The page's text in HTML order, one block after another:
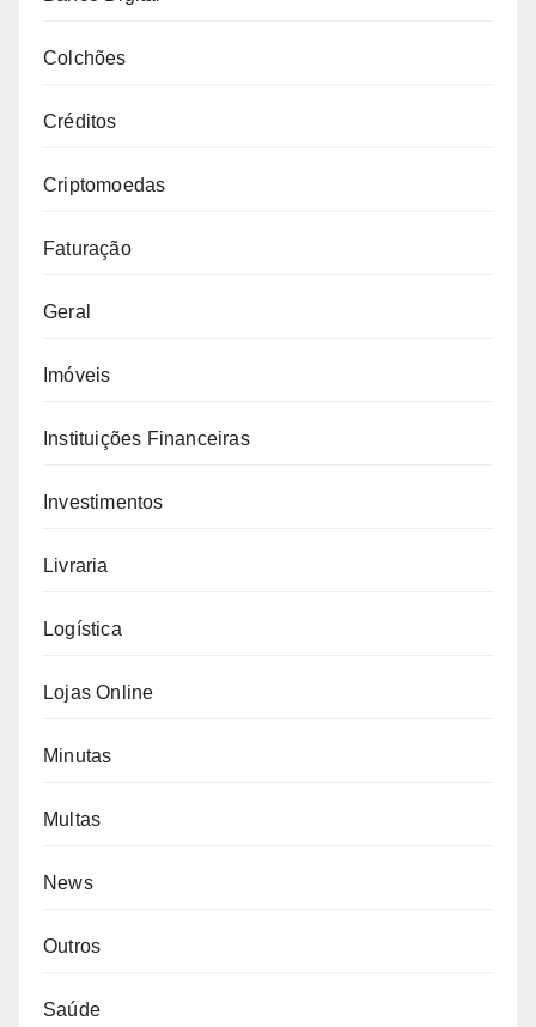
Colchões
Créditos
Criptomoedas
Faturação
Geral
Imóveis
Instituições Financeiras
Investimentos
Livraria
Logística
Lojas Online
Minutas
Multas
News
Outros
Saúde